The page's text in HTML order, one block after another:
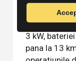
tractare de
versiunile
3 kW,
pana la 13